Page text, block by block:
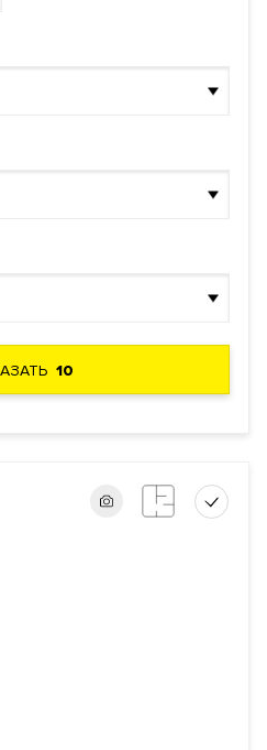
10